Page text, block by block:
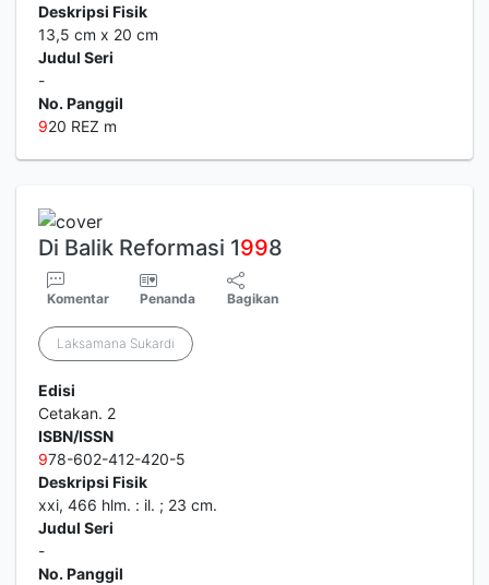
Deskripsi Fisik
13,5 cm x 20 cm
Judul Seri
-
No. Panggil
920 REZ m
Di Balik Reformasi 1998
Komentar Penanda Bagikan
Laksamana Sukardi
Edisi
Cetakan. 2
ISBN/ISSN
978-602-412-420-5
Deskripsi Fisik
xxi, 466 hlm. : il. ; 23 cm.
Judul Seri
-
No. Panggil